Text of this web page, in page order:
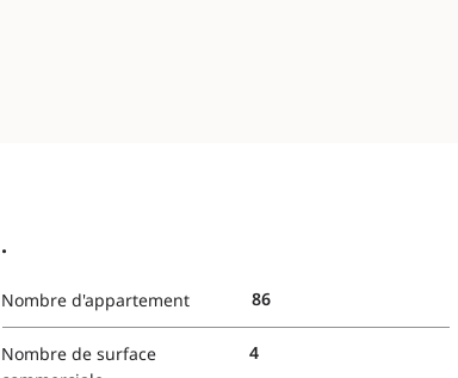
.
Nombre d'appartement 86
Nombre de surface
4